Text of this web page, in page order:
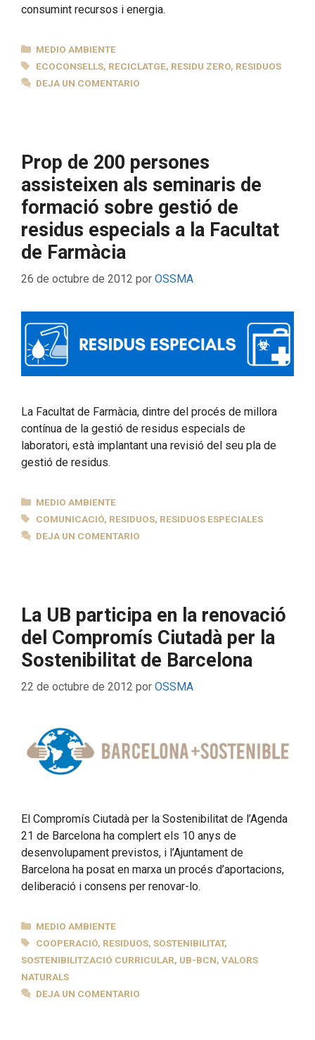
consumint recursos i energia.
CATEGORÍAS
MEDIO AMBIENTE
ETIQUETAS
ECOCONSELLS, RECICLATGE, RESIDU ZERO, RESIDUOS
DEJA UN COMENTARIO
Prop de 200 persones
assisteixen als seminaris de
formació sobre gestió de
residus especials a la Facultat
de Farmàcia
26 de octubre de 2012 por OSSMA
La Facultat de Farmàcia, dintre del procés de millora
contínua de la gestió de residus especials de
laboratori, està implantant una revisió del seu pla de
gestió de residus.
CATEGORÍAS
MEDIO AMBIENTE
ETIQUETAS
COMUNICACIÓ, RESIDUOS, RESIDUOS ESPECIALES
DEJA UN COMENTARIO
La UB participa en la renovació
del Compromís Ciutadà per la
Sostenibilitat de Barcelona
22 de octubre de 2012 por OSSMA
El Compromís Ciutadà per la Sostenibilitat de l’Agenda
21 de Barcelona ha complert els 10 anys de
desenvolupament previstos, i l’Ajuntament de
Barcelona ha posat en marxa un procés d’aportacions,
deliberació i consens per renovar-lo.
CATEGORÍAS
MEDIO AMBIENTE
ETIQUETAS
COOPERACIÓ, RESIDUOS,SOSTENIBILITAT,
SOSTENIBILITZACIÓ CURRICULAR, UB-BCN, VALORS
NATURALS
DEJA UN COMENTARIO